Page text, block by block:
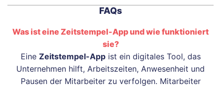
FAQs
Was ist eine Zeitstempel-App und wie funktioniert
sie?
Eine Zeitstempel-Appist ein digitales Tool, das
Unternehmen hilft, Arbeitszeiten, Anwesenheit und
Pausen der Mitarbeiter zu verfolgen. Mitarbeiter